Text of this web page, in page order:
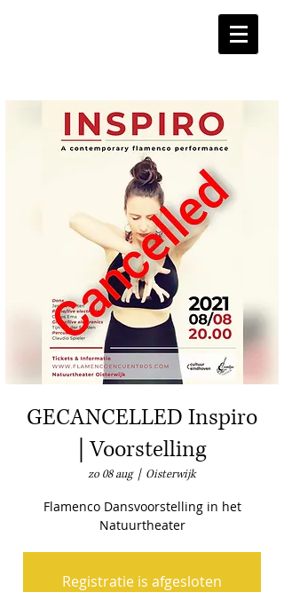
GECANCELLED Inspiro
| Voorstelling
zo 08 aug
  |
Oisterwijk
Flamenco Dansvoorstelling in het
Natuurtheater
Registratie is afgesloten